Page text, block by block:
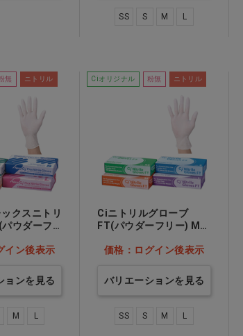
SS S M L
無 ニトリル
クスニトリ
ウダーフ
イン後表示
ョンを見る
M L
Ciオリジナル 粉無 ニトリル
Ciニトリルグローブ
FT(パウダーフリー) M…
価格：ログイン後表示
バリエーションを見る
SS S M L